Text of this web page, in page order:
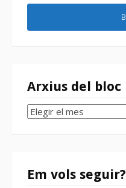
Arxius del bloc
Arxius
bloc
Em vols seguir?